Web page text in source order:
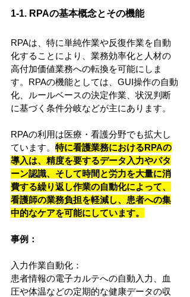
1-1. RPAの基本概念とその機能
RPAは、特に単純作業や反復作業を自動
化することにより、業務効率化と人材の
高付加価値業務への転換を可能にしま
す。RPAの機能としては、GUI操作の自動
化、ルールベースの決定作業、状況判断
に基づく条件分岐などが主にあります。
RPAの利用は医療・看護分野でも拡大し
ています。 特に看護業務におけるRPAの
導入は、精度を要するデータ入力やパタ
ーン認識、そして時間と労力を大量に消
費する繰り返し作業の自動化によって、
看護師の業務負担を軽減し、患者への集
中的なケアを可能にしています。
事例：
入力作業自動化：
患者情報の電子カルテへの自動入力、血
圧や体温などの定期的な健康データの収